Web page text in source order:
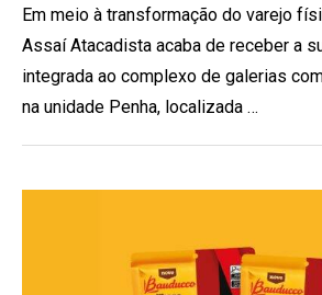
Em meio à transformação do varejo
Assaí Atacadista acaba de receber a
integrada ao complexo de galerias
na unidade Penha, localizada …